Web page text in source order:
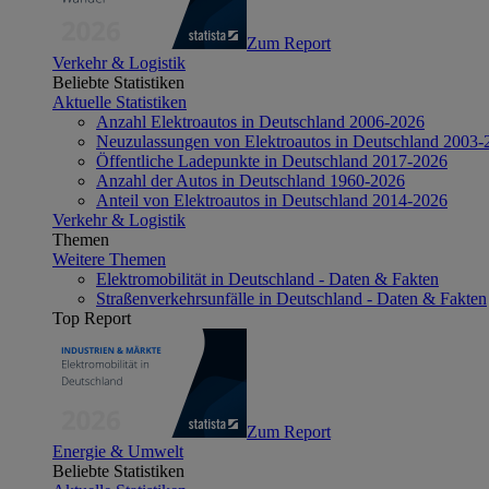
Zum Report
Verkehr & Logistik
Beliebte Statistiken
Aktuelle Statistiken
Anzahl Elektroautos in Deutschland 2006-2026
Neuzulassungen von Elektroautos in Deutschland 2003-
Öffentliche Ladepunkte in Deutschland 2017-2026
Anzahl der Autos in Deutschland 1960-2026
Anteil von Elektroautos in Deutschland 2014-2026
Verkehr & Logistik
Themen
Weitere Themen
Elektromobilität in Deutschland - Daten & Fakten
Straßenverkehrsunfälle in Deutschland - Daten & Fakten
Top Report
Zum Report
Energie & Umwelt
Beliebte Statistiken